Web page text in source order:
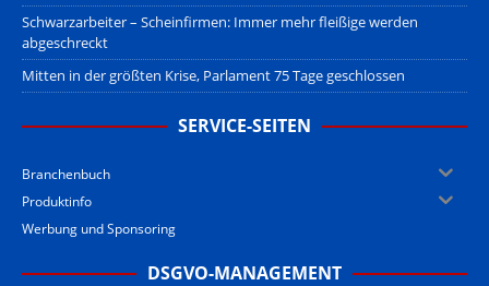
Schwarzarbeiter – Scheinfirmen: Immer mehr fleißige werden
abgeschreckt
Mitten in der größten Krise, Parlament 75 Tage geschlossen
SERVICE-SEITEN
Branchenbuch
Produktinfo
Werbung und Sponsoring
DSGVO-MANAGEMENT